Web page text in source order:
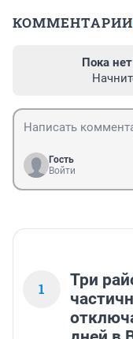
КОММЕНТАРИИ
Пока
Гость
Войти
1
Три